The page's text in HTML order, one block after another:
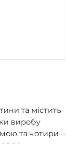
та містить
виробу
та чотири –